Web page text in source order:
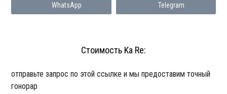
WhatsApp Telegram
Стоимость Ka Re:
отправьте запрос по этой ссылке и мы предоставим точный
гонорар